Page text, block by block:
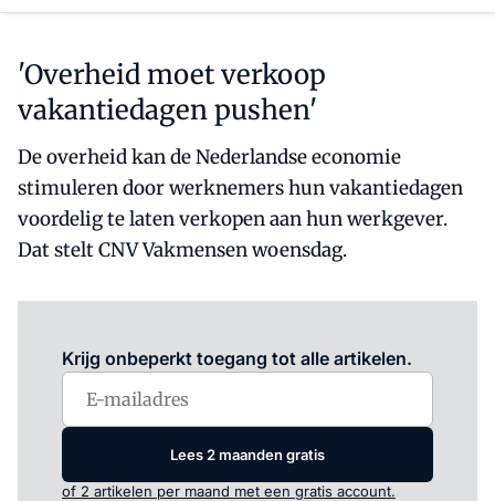
'Overheid moet verkoop
vakantiedagen pushen'
De overheid kan de Nederlandse economie
stimuleren door werknemers hun vakantiedagen
voordelig te laten verkopen aan hun werkgever.
Dat stelt CNV Vakmensen woensdag.
Krijg onbeperkt toegang tot alle artikelen.
Lees 2 maanden gratis
of 2 artikelen per maand met een gratis account.